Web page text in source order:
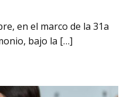
en el marco de la 31a
bajo la […]